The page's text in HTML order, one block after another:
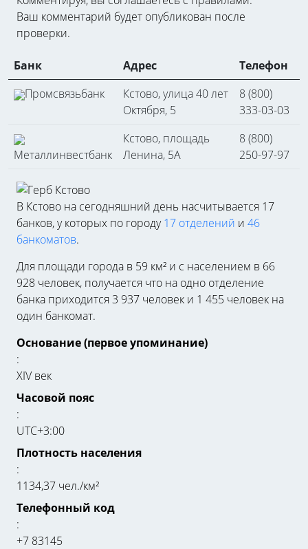
Ваш комментарий будет опубликован после
проверки.
Банк Адрес
Телефон
Промсвязьбанк
Кстово, улица 40 лет
Октября, 5
8 (800)
333-03-03
Металлинвестбанк
Кстово, площадь
Ленина, 5А
8 (800)
250-97-97
В Кстово на сегодняшний день насчитывается 17
банков, у которых по городу17 отделений и 46
банкоматов.
Для площади города в 59 км² и с населением в 66
928 человек, получается что на одно отделение
банка приходится 3 937 человек и 1 455 человек на
один банкомат.
Основание (первое упоминание)
:
XIV век
Часовой пояс
:
UTC+3:00
Плотность населения
:
1134,37 чел./км²
Телефонный код
:
+7 83145